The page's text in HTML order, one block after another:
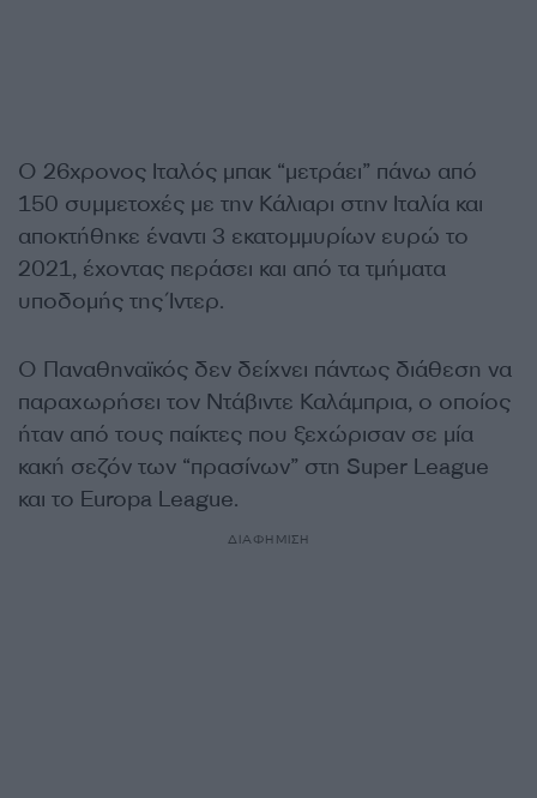
Ο 26χρονος Ιταλός μπακ “μετράει” πάνω από
150 συμμετοχές με την Κάλιαρι στην Ιταλία και
αποκτήθηκε έναντι 3 εκατομμυρίων ευρώ το
2021, έχοντας περάσει και από τα τμήματα
υποδομής της Ίντερ.
Ο Παναθηναϊκός δεν δείχνει πάντως διάθεση να
παραχωρήσει τον Ντάβιντε Καλάμπρια, ο οποίος
ήταν από τους παίκτες που ξεχώρισαν σε μία
κακή σεζόν των “πρασίνων” στη Super League
και το Europa League.
ΔΙΑΦΗΜΙΣΗ